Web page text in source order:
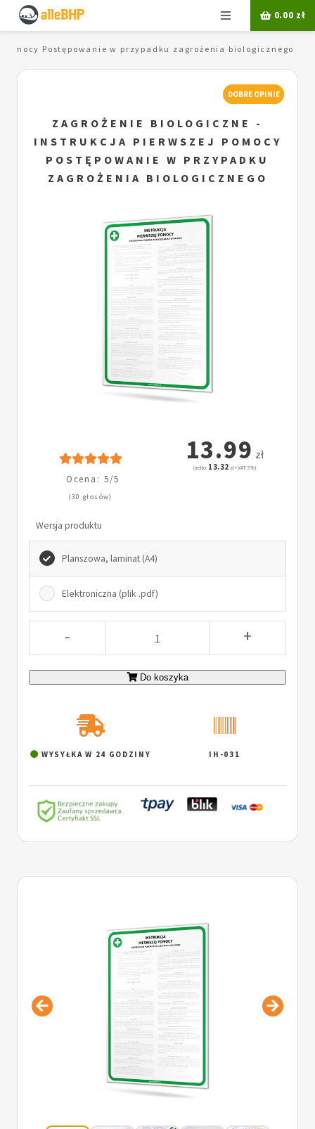
Menu 0.00 zł
Postępowanie w przypadku zagrożenia biologicznego
DOBRE OPINIE
ZAGROŻENIE BIOLOGICZNE -
INSTRUKCJA PIERWSZEJ POMOCY
POSTĘPOWANIE W PRZYPADKU
ZAGROŻENIA BIOLOGICZNEGO
Ocena: 5/5
(30 głosów)
13.99 zł
(netto: 13.32 zł + VAT: 5%)
Wersja produktu
Planszowa, laminat (A4)
Elektroniczna (plik .pdf)
- +
Do koszyka
WYSYŁKA W 24 GODZINY IH-031